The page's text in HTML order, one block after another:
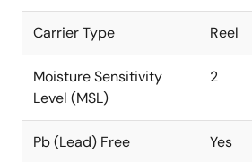
Carrier Type Reel
Moisture Sensitivity
Level (MSL)
2
Pb (Lead) Free Yes